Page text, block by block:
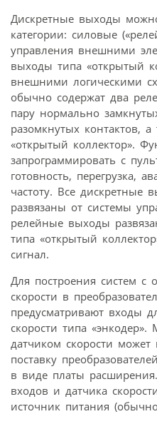
Дискретные выходы
категории: силовые
управления внешними
выходы типа «открытый
внешними логическими
обычно содержат два
пару нормально
разомкнутых контактов,
«открытый коллектор».
запрограммировать с
готовность, перегрузка,
частоту. Все дискретные
развязаны от системы
релейные выходы
типа «открытый
сигнал.
Для построения систем с
скорости в
предусматривают входы
скорости типа
датчиком скорости
поставку
в виде платы
входов и датчика
источник питания